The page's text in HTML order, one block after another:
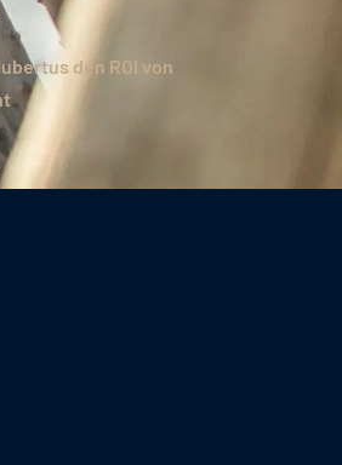
den ROI von